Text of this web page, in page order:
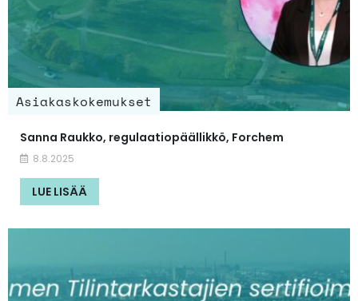
Asiakaskokemukset
Sanna Raukko, regulaatiopäällikkö, Forchem
8.8.2025
LUE LISÄÄ